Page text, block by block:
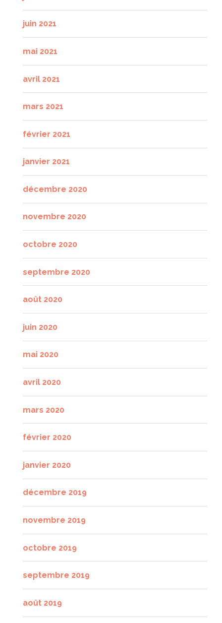
juin 2021
mai 2021
avril 2021
mars 2021
février 2021
janvier 2021
décembre 2020
novembre 2020
octobre 2020
septembre 2020
août 2020
juin 2020
mai 2020
avril 2020
mars 2020
février 2020
janvier 2020
décembre 2019
novembre 2019
octobre 2019
septembre 2019
août 2019